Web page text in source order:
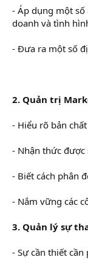
- Áp dụng một
doanh và tình
- Đưa ra một số
2. Quản trị
- Hiểu rõ bản
- Nhận thức được
- Biết cách phân
- Nắm vững các
3. Quản lý sự
- Sự cần thiết